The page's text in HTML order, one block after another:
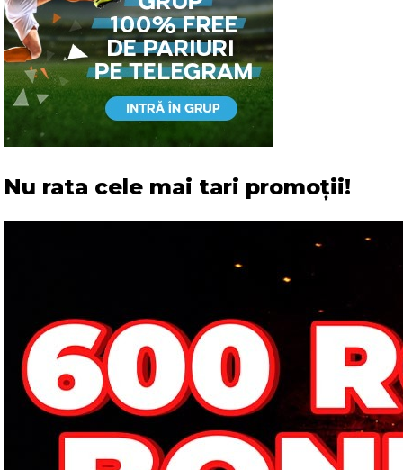
Nu rata cele mai tari promoții!